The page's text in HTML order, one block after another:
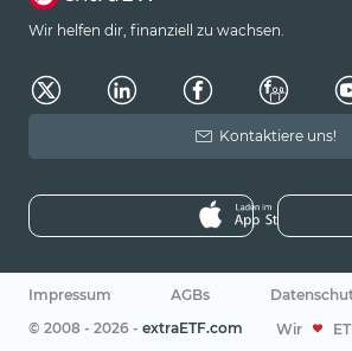
Wir helfen dir, finanziell zu wachsen.
Kontaktiere uns!
Impressum AGBs
© 2008 - 2026 - extraETF.com Wir